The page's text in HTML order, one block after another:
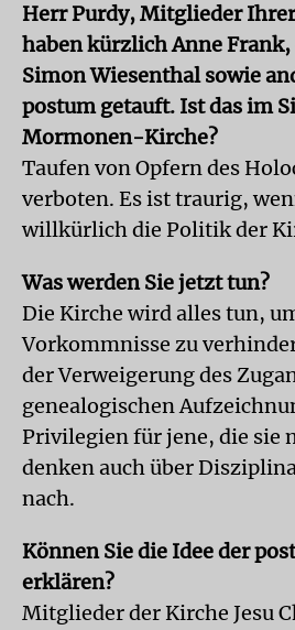
Herr Purdy, Mitglieder
haben kürzlich Anne
Simon Wiesenthal sowie
postum getauft. Ist das im
Mormonen-Kirche?
Taufen von Opfern des
verboten. Es ist traurig,
willkürlich die Politik der
Was werden Sie jetzt tun?
Die Kirche wird alles tun,
Vorkommnisse zu
der Verweigerung des
genealogischen
Privilegien für jene, die sie
denken auch über
nach.
Können Sie die Idee der
erklären?
Mitglieder der Kirche Jesu